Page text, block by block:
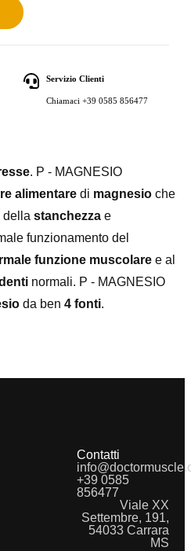
Servizio Clienti
Chiamaci +39 0585 856477
. P - MAGNESIO
alimentare di magnesio che
della stanchezza e
funzionamento del
funzione muscolare e al
normali. P - MAGNESIO
da ben 4 fonti.
Contatti
+39 0585
856477
Viale XX
Settembre, 191,
54033 Carrara
MS